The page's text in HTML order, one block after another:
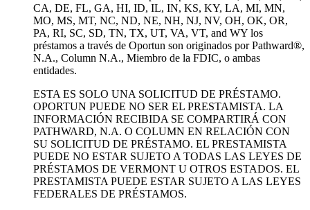
CA, DE, FL, GA, HI, ID, IL, IN, KS, KY, LA, MI, MN,
MO, MS, MT, NC, ND, NE, NH, NJ, NV, OH, OK, OR,
PA, RI, SC, SD, TN, TX, UT, VA, VT, and WY los
préstamos a través de Oportun son originados por Pathward®,
N.A., Column N.A., Miembro de la FDIC, o ambas
entidades.
ESTA ES SOLO UNA SOLICITUD DE PRÉSTAMO.
OPORTUN PUEDE NO SER EL PRESTAMISTA. LA
INFORMACIÓN RECIBIDA SE COMPARTIRÁ CON
PATHWARD, N.A. O COLUMN EN RELACIÓN CON
SU SOLICITUD DE PRÉSTAMO. EL PRESTAMISTA
PUEDE NO ESTAR SUJETO A TODAS LAS LEYES DE
PRÉSTAMOS DE VERMONT U OTROS ESTADOS. EL
PRESTAMISTA PUEDE ESTAR SUJETO A LAS LEYES
FEDERALES DE PRÉSTAMOS.